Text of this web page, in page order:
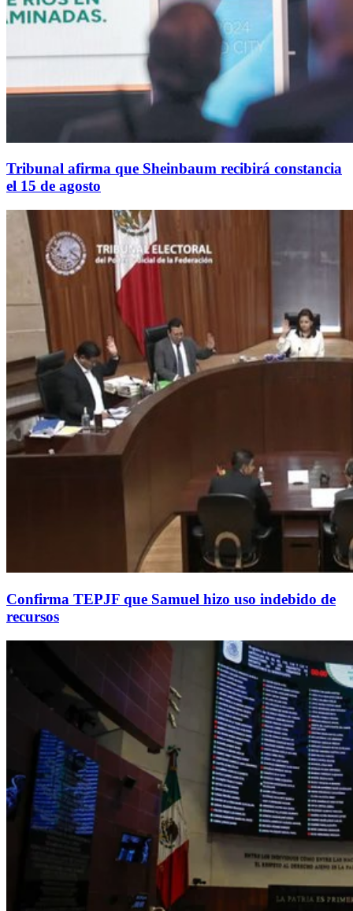
Tribunal afirma que Sheinbaum recibirá constancia
el 15 de agosto
Confirma TEPJF que Samuel hizo uso indebido de
recursos